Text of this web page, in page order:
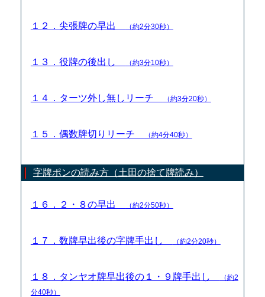
１２．尖張牌の早出 （約2分30秒）
１３．役牌の後出し （約3分10秒）
１４．ターツ外し無しリーチ （約3分20秒）
１５．偶数牌切りリーチ （約4分40秒）
字牌ポンの読み方（土田の捨て牌読み）
１６．２・８の早出 （約2分50秒）
１７．数牌早出後の字牌手出し （約2分20秒）
１８．タンヤオ牌早出後の１・９牌手出し
（約2
分40秒）